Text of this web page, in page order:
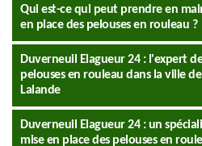
Qui est-ce qui peut prendre en
en place des pelouses en rouleau ?
Duverneuil Elagueur 24 : l'expert
pelouses en rouleau dans la ville
Lalande
Duverneuil Elagueur 24 : un
mise en place des pelouses en